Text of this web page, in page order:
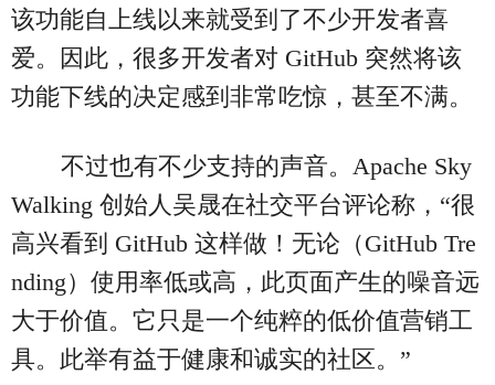
该功能自上线以来就受到了不少开发者喜
爱。因此，很多开发者对 GitHub 突然将该
功能下线的决定感到非常吃惊，甚至不满。
不过也有不少支持的声音。Apache Sky
Walking 创始人吴晟在社交平台评论称，“很
高兴看到 GitHub 这样做！无论（GitHub Tre
nding）使用率低或高，此页面产生的噪音远
大于价值。它只是一个纯粹的低价值营销工
具。此举有益于健康和诚实的社区。”